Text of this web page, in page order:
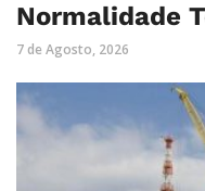
Normalidade
7 de Agosto, 2026